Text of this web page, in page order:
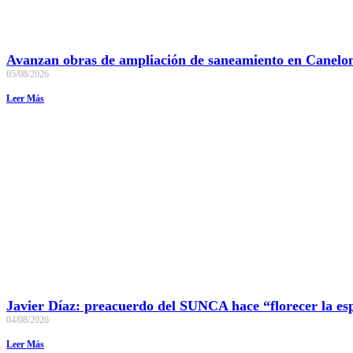
Avanzan obras de ampliación de saneamiento en
05/08/2026
Leer Más
Javier Díaz: preacuerdo del SUNCA hace “florecer la
04/08/2026
Leer Más